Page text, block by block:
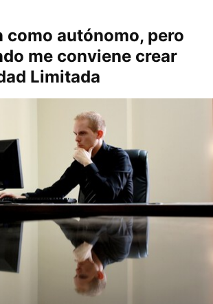
como autónomo, pero
me conviene crear
Limitada